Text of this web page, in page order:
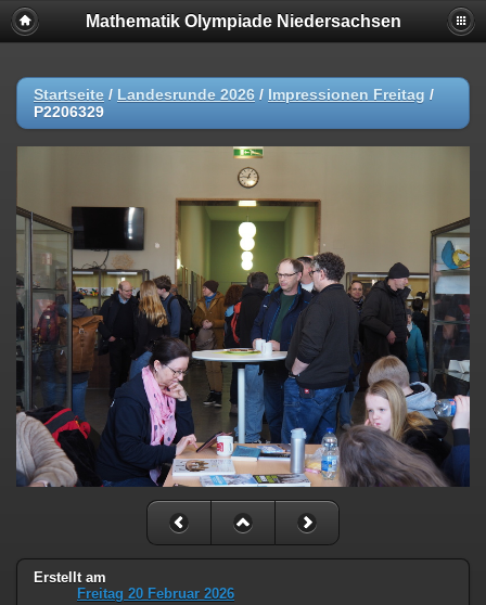
Mathematik Olympiade Niedersachsen
Startseite / Landesrunde 2026 / Impressionen Freitag /
P2206329
Erstellt am
Freitag 20 Februar 2026